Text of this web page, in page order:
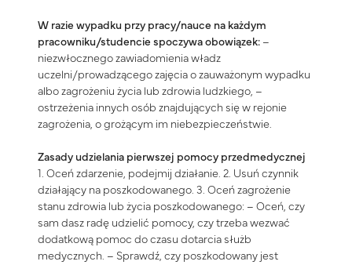
W razie wypadku przy pracy/nauce na każdym
pracowniku/studencie spoczywa obowiązek: –
niezwłocznego zawiadomienia władz
uczelni/prowadzącego zajęcia o zauważonym wypadku
albo zagrożeniu życia lub zdrowia ludzkiego, –
ostrzeżenia innych osób znajdujących się w rejonie
zagrożenia, o grożącym im niebezpieczeństwie.
Zasady udzielania pierwszej pomocy przedmedycznej
1. Oceń zdarzenie, podejmij działanie. 2. Usuń czynnik
działający na poszkodowanego. 3. Oceń zagrożenie
stanu zdrowia lub życia poszkodowanego: – Oceń, czy
sam dasz radę udzielić pomocy, czy trzeba wezwać
dodatkową pomoc do czasu dotarcia służb
medycznych. – Sprawdź, czy poszkodowany jest